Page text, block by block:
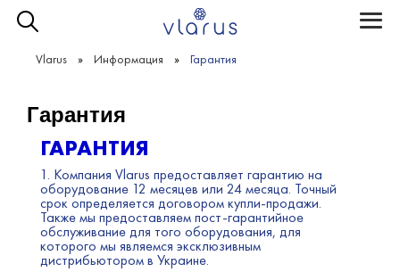
Toggle
Vlarus Информация Гарантия
Гарантия
ГАРАНТИЯ
1. Компания Vlarus предоставляет гарантию на
оборудование 12 месяцев или 24 месяца. Точный
срок определяется договором купли-продажи.
Также мы предоставляем пост-гарантийное
обслуживание для того оборудования, для
которого мы являемся эксклюзивным
дистрибьютором в Украине.